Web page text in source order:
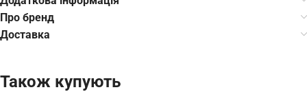
Про бренд
Доставка
Також купують